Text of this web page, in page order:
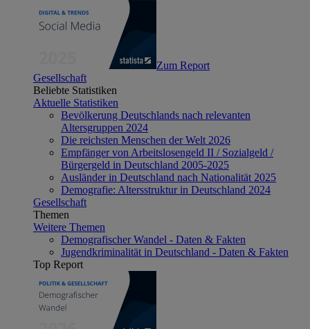
Zum Report
Gesellschaft
Beliebte Statistiken
Aktuelle Statistiken
Bevölkerung Deutschlands nach relevanten
Altersgruppen 2024
Die reichsten Menschen der Welt 2026
Empfänger von Arbeitslosengeld II / Sozialgeld /
Bürgergeld in Deutschland 2005-2025
Ausländer in Deutschland nach Nationalität 2025
Demografie: Altersstruktur in Deutschland 2024
Gesellschaft
Themen
Weitere Themen
Demografischer Wandel - Daten & Fakten
Jugendkriminalität in Deutschland - Daten & Fakten
Top Report